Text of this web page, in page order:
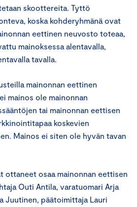
skoottereita. Tyttö
koska kohderyhmänä ovat
eettinen neuvosto toteaa,
mainoksessa alentavalla,
tavalla.
mainonnan eettinen
mainos ole mainonnan
tai mainonnan eettisen
koskevien
Mainos ei siten ole hyvän tavan
ottaneet osaa mainonnan eettisen
Outi Antila, varatuomari Arja
Juutinen, päätoimittaja Lauri